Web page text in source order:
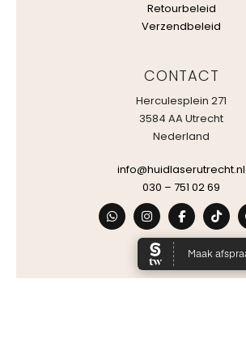
Retourbeleid
Verzendbeleid
CONTACT
Herculesplein 271
3584 AA Utrecht
Nederland
info@huidlaserutrecht.nl
030 – 751 02 69